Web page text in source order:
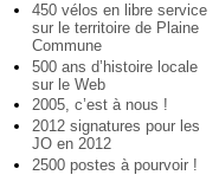
450 vélos en libre service
sur le territoire de Plaine
Commune
500 ans d’histoire locale
sur le Web
2005, c’est à nous !
2012 signatures pour les
JO en 2012
2500 postes à pourvoir !